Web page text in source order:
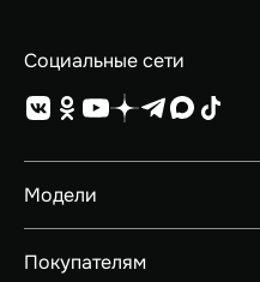
Социальные сети
Модели
GEELY EX5 ГИБРИД
Покупателям